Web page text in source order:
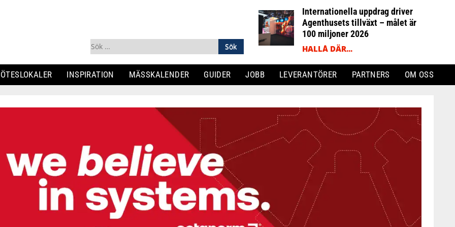
Sök
efter:
Internationella uppdrag driver
Agenthusets tillväxt – målet är
100 miljoner 2026
HALLÅ DÄR...
INSPIRATION MÄSSKALENDER GUIDER JOBB LEVERANTÖRER PARTNERS OM OSS